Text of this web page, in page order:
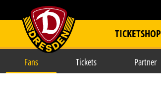
item.title TICKETSHOP
Fans Tickets Partner